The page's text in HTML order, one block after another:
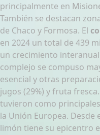
principalmente en
También se destacan
de Chaco y Formosa. El
en 2024 un total de 439
un crecimiento interanual
complejo se compuso
esencial y otras
jugos (29%) y fruta
tuvieron como
la Unión Europea.
limón tiene su epicentro